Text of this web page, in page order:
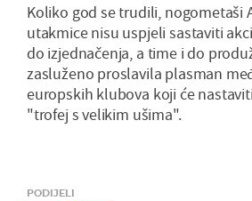
Koliko god se trudili, nogometaši
utakmice nisu uspjeli sastaviti
do izjednačenja, a time i do
zasluženo proslavila plasman
europskih klubova koji će
"trofej s velikim ušima".
PODIJELI